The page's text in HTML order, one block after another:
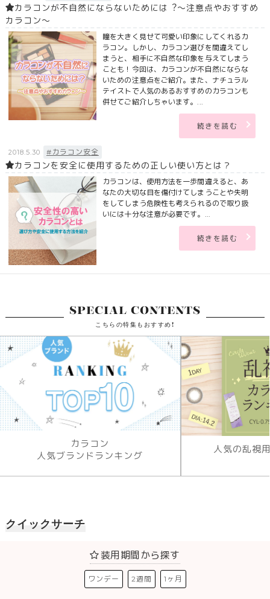
カラコンが不⾃然にならないためには︖〜注意点やおすすめ
カラコン〜
瞳を大きく見せて可愛い印象にしてくれるカ
ラコン。しかし、カラコン選びを間違えてし
まうと、相手に不自然な印象を与えてしまう
ことも！今回は、カラコンが不自然にならな
いための注意点をご紹介。また、ナチュラル
テイストで人気のあるおすすめのカラコンも
併せてご紹介しちゃいます。...
続きを読む
2018.5.30 #カラコン安全
カラコンを安全に使用するための正しい使い方とは？
カラコンは、使用方法を一歩間違えると、あ
なたの大切な目を傷付けてしまうことや失明
をしてしまう危険性も考えられるので取り扱
いには十分な注意が必要です。...
続きを読む
SPECIAL CONTENTS
こちらの特集もおすすめ!
カラコン
人気ブランドランキング
人気の乱視
クイックサーチ
装用期間から探す
ワンデー 2週間 1ヶ月